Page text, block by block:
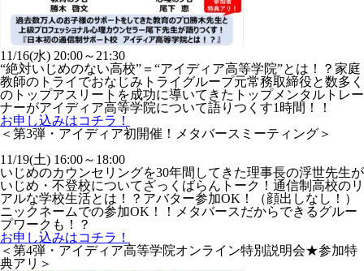
11/16(水) 20:00～21:30
“絶対いじめのない高校”＝“アイディア高等学院”とは！？家庭
教師のトライでおなじみトライグループ元常務取締役と数多く
のトップアスリートを成功に導いてきたトップメンタルトレー
ナーがアイディア高等学院について語りつくす1時間！！
お申し込みはコチラ！
＜第3弾・アイディア初開催！メタバースミーティング＞
11/19(土) 16:00～18:00
いじめのカウンセリングを30年間してきた理事長の浮世先生が
いじめ・不登校についてざっくばらんトーク！通信制高校のリ
アルな学校生活とは！？アバター参加OK！（顔出しなし！）
ニックネームでの参加OK！！メタバースだからできるグルー
プワークも！？
お申し込みはコチラ！
＜第4弾・アイディア高等学院オンライン特別説明会★参加特
典アリ＞